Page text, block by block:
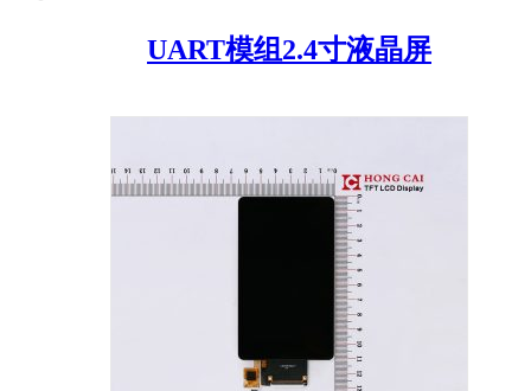
UART模组2.4寸液晶屏